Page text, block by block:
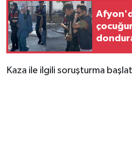
Kaza ile ilgili soruşturma